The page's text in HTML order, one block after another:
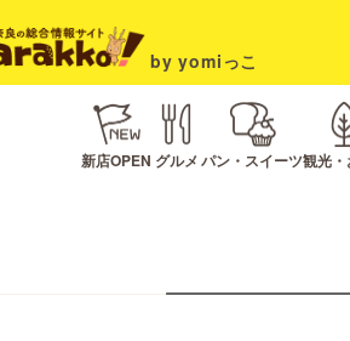
by yomiっこ
新店OPEN グルメ パン・スイーツ観光